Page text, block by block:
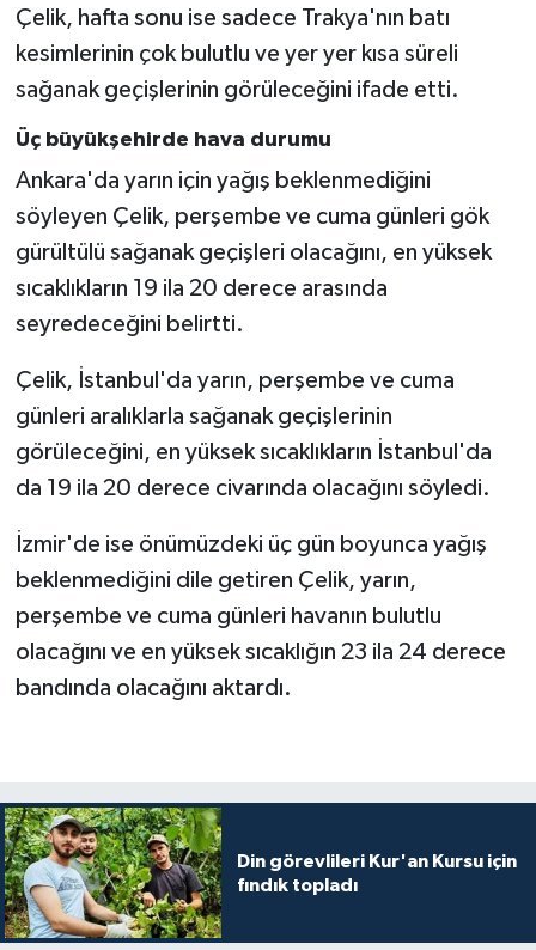
Çelik, hafta sonu ise sadece Trakya'nın batı
kesimlerinin çok bulutlu ve yer yer kısa süreli
sağanak geçişlerinin görüleceğini ifade etti.
Üç büyükşehirde hava durumu
Ankara'da yarın için yağış beklenmediğini
söyleyen Çelik, perşembe ve cuma günleri gök
gürültülü sağanak geçişleri olacağını, en yüksek
sıcaklıkların 19 ila 20 derece arasında
seyredeceğini belirtti.
Çelik, İstanbul'da yarın, perşembe ve cuma
günleri aralıklarla sağanak geçişlerinin
görüleceğini, en yüksek sıcaklıkların İstanbul'da
da 19 ila 20 derece civarında olacağını söyledi.
İzmir'de ise önümüzdeki üç gün boyunca yağış
beklenmediğini dile getiren Çelik, yarın,
perşembe ve cuma günleri havanın bulutlu
olacağını ve en yüksek sıcaklığın 23 ila 24 derece
bandında olacağını aktardı.
Din görevlileri Kur'an Kursu için
fındık topladı
Çorum Müftülüğü
Denizli Müftülüğü
Diyarbakır Müftülüğü
Düzce Müftülüğü
Edirne Müftülüğü
Erzincan Müftülüğü
Eskişehir Müftülüğü
Gaziantep Müftülüğü
Giresun Müftülüğü
Hatay Müftülüğü
Iğdır Müftülüğü
Biyografiler
Diyanet TV
İhtida Haberleri
YAŞAM